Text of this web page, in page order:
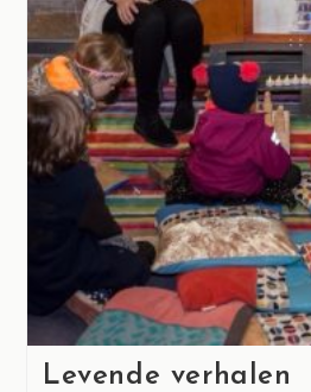
Levende verhalen